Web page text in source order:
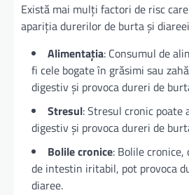
Există mai mulți factori de risc
apariția durerilor de burta și
Alimentația: Consumul de
fi cele bogate în grăsimi sau
digestiv și provoca dureri de
Stresul: Stresul cronic poate
digestiv și provoca dureri de
Bolile cronice: Bolile
de intestin iritabil, pot provoca
diaree.